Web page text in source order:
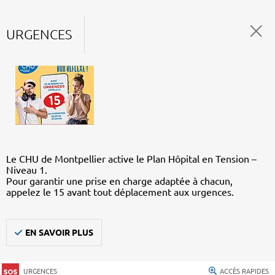
URGENCES
Le CHU de Montpellier active le Plan Hôpital en Tension –
Niveau 1.
Pour garantir une prise en charge adaptée à chacun,
appelez le 15 avant tout déplacement aux urgences.
EN SAVOIR PLUS
URGENCES ACCÈS RAPIDES